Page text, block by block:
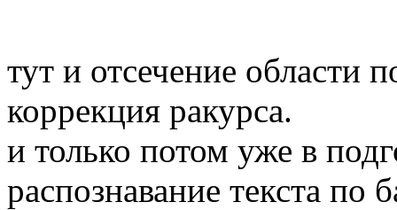
тут и отсечение области
коррекция ракурса.
и только потом уже в
распознавание текста по